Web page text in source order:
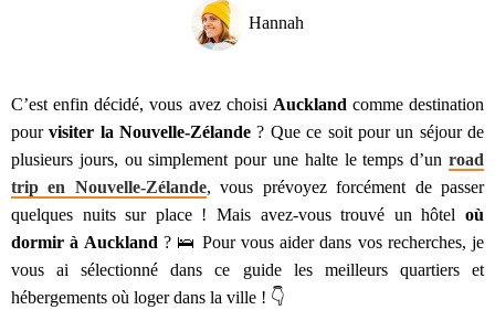
Hannah
C’est enfin décidé, vous avez choisi Auckland comme destination
pourvisiter la Nouvelle-Zélande ? Que ce soit pour un séjour de
plusieurs jours, ou simplement pour une halte le temps d’un road
trip en Nouvelle-Zélande, vous prévoyez forcément de passer
quelques nuits sur place ! Mais avez-vous trouvé un hôtel où
dormir à Auckland ? 🛌 Pour vous aider dans vos recherches, je
vous ai sélectionné dans ce guide les meilleurs quartiers et
hébergements où loger dans la ville ! 👇